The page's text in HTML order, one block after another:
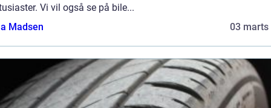
Vi vil også se på bile...
Madsen
03 marts